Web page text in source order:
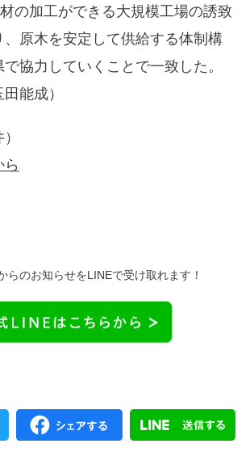
の加工ができる大規模工場の誘致
、原木を安定して供給する体制構
協力していくことで一致した。
能成）
らのお知らせをLINEで受け取れます！